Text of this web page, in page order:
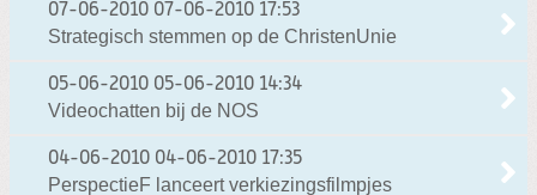
07-06-2010 07-06-2010 17:53
Strategisch stemmen op de ChristenUnie
05-06-2010 05-06-2010 14:34
Videochatten bij de NOS
04-06-2010 04-06-2010 17:35
PerspectieF lanceert verkiezingsfilmpjes